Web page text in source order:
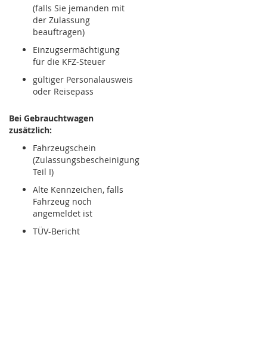
(falls Sie jemanden mit
der Zulassung
beauftragen)
Einzugsermächtigung
für die KFZ-Steuer
gültiger Personalausweis
oder Reisepass
Bei Gebrauchtwagen
zusätzlich:
Fahrzeugschein
(Zulassungsbescheinigung
Teil I)
Alte Kennzeichen, falls
Fahrzeug noch
angemeldet ist
TÜV-Bericht